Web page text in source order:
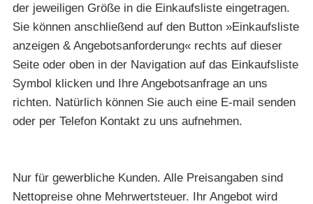
der jeweiligen Größe in die Einkaufsliste eingetragen.
Sie können anschließend auf den Button »Einkaufsliste
anzeigen & Angebotsanforderung« rechts auf dieser
Seite oder oben in der Navigation auf das Einkaufsliste
Symbol klicken und Ihre Angebotsanfrage an uns
richten. Natürlich können Sie auch eine E-mail senden
oder per Telefon Kontakt zu uns aufnehmen.
Nur für gewerbliche Kunden. Alle Preisangaben sind
Nettopreise ohne Mehrwertsteuer. Ihr Angebot wird